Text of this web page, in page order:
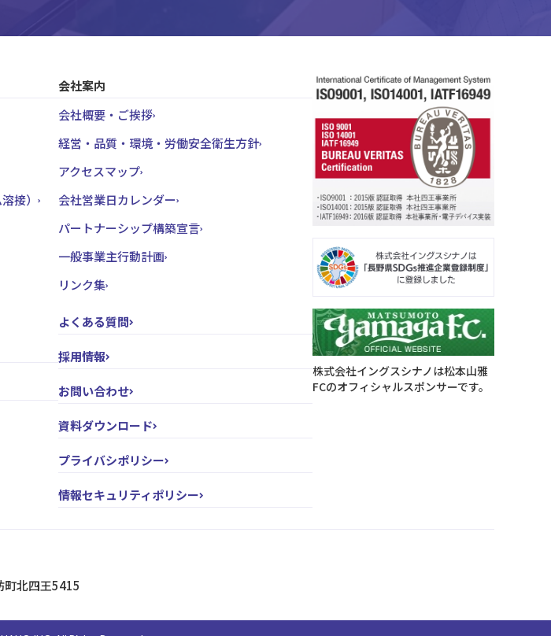
接）
会社案内
会社概要・ご挨拶
経営・品質・環境・労働安全衛生方針
アクセスマップ
会社営業日カレンダー
パートナーシップ構築宣言
一般事業主行動計画
リンク集
よくある質問
採用情報
お問い合わせ
資料ダウンロード
プライバシポリシー
情報セキュリティポリシー
株式会社イングスシナノは松本山雅
FCのオフィシャルスポンサーです。
町北四王5415